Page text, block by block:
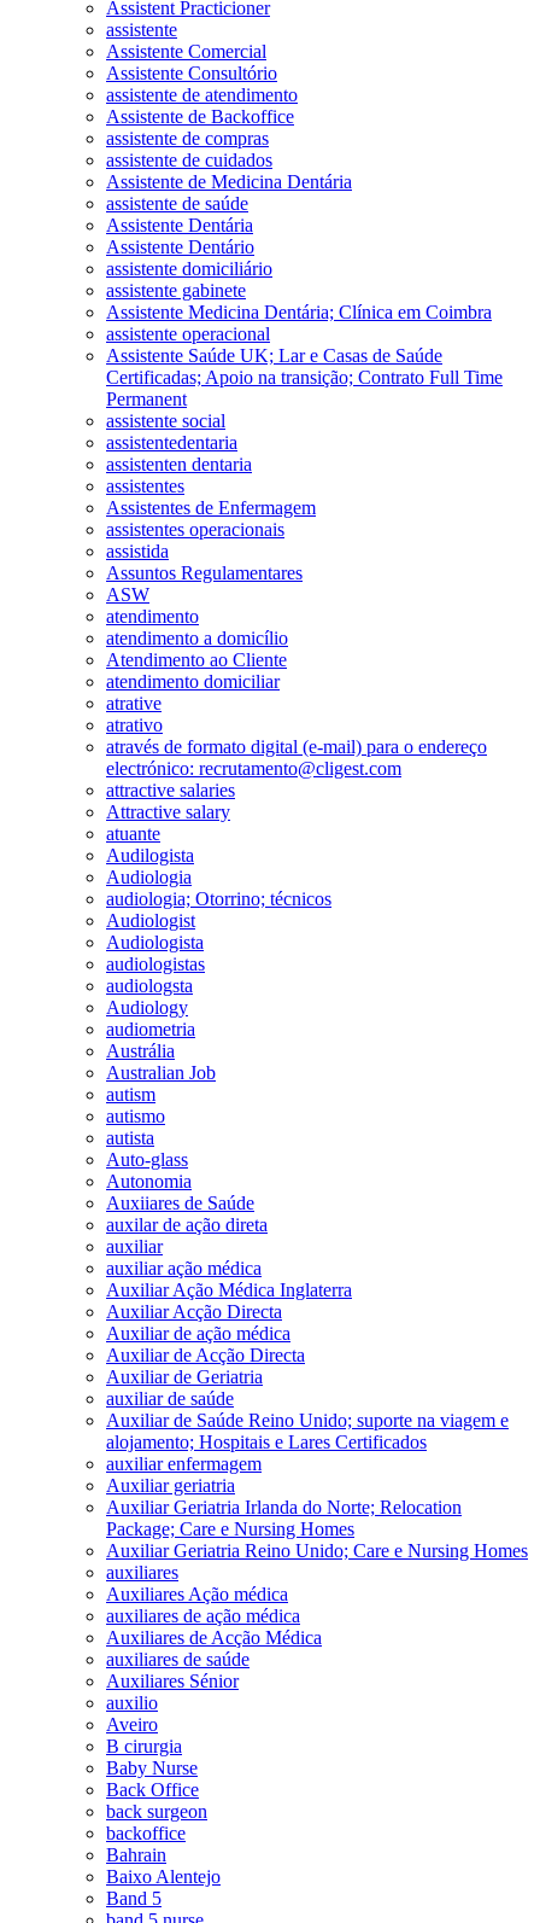
Assistent Practicioner
assistente
Assistente Comercial
Assistente Consultório
assistente de atendimento
Assistente de Backoffice
assistente de compras
assistente de cuidados
Assistente de Medicina Dentária
assistente de saúde
Assistente Dentária
Assistente Dentário
assistente domiciliário
assistente gabinete
Assistente Medicina Dentária; Clínica em Coimbra
assistente operacional
Assistente Saúde UK; Lar e Casas de Saúde
Certificadas; Apoio na transição; Contrato Full Time
Permanent
assistente social
assistentedentaria
assistenten dentaria
assistentes
Assistentes de Enfermagem
assistentes operacionais
assistida
Assuntos Regulamentares
ASW
atendimento
atendimento a domicílio
Atendimento ao Cliente
atendimento domiciliar
atrative
atrativo
através de formato digital (e-mail) para o endereço
electrónico: recrutamento@cligest.com
attractive salaries
Attractive salary
atuante
Audilogista
Audiologia
audiologia; Otorrino; técnicos
Audiologist
Audiologista
audiologistas
audiologsta
Audiology
audiometria
Austrália
Australian Job
autism
autismo
autista
Auto-glass
Autonomia
Auxiiares de Saúde
auxilar de ação direta
auxiliar
auxiliar ação médica
Auxiliar Ação Médica Inglaterra
Auxiliar Acção Directa
Auxiliar de ação médica
Auxiliar de Acção Directa
Auxiliar de Geriatria
auxiliar de saúde
Auxiliar de Saúde Reino Unido; suporte na viagem e
alojamento; Hospitais e Lares Certificados
auxiliar enfermagem
Auxiliar geriatria
Auxiliar Geriatria Irlanda do Norte; Relocation
Package; Care e Nursing Homes
Auxiliar Geriatria Reino Unido; Care e Nursing Homes
auxiliares
Auxiliares Ação médica
auxiliares de ação médica
Auxiliares de Acção Médica
auxiliares de saúde
Auxiliares Sénior
auxilio
Aveiro
B cirurgia
Baby Nurse
Back Office
back surgeon
backoffice
Bahrain
Baixo Alentejo
Band 5